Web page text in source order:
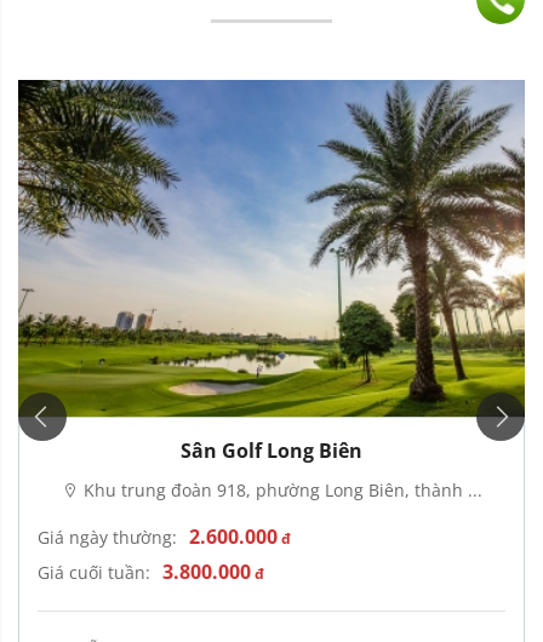
Sân Golf Long Biên
Khu trung đoàn 918, phường Long Biên, thành ...
Giá ngày thường: 2.600.000đ
Giá cuối tuần: 3.800.000đ